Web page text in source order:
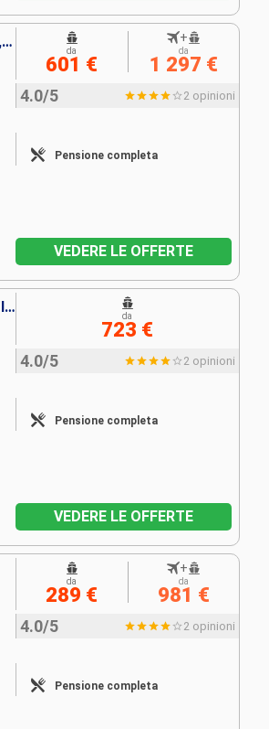
STATI UNITI, SAINT THOMAS, DOMINICA, GRENADA, BARBADOS, ANTIGUA E BARBUDA, BAHAMAS
4.0/5 2 opinioni
Pensione completa
da
601 €
+
da
1 297 €
VEDERE LE OFFERTE
SAINT THOMAS, GUADALUPA, SANTA LUCIA, MARTINICA, SAINT MARTIN, BAHAMAS, STATI UNITI
4.0/5 2 opinioni
Pensione completa
da
723 €
VEDERE LE OFFERTE
4.0/5 2 opinioni
Pensione completa
da
289 €
+
da
981 €